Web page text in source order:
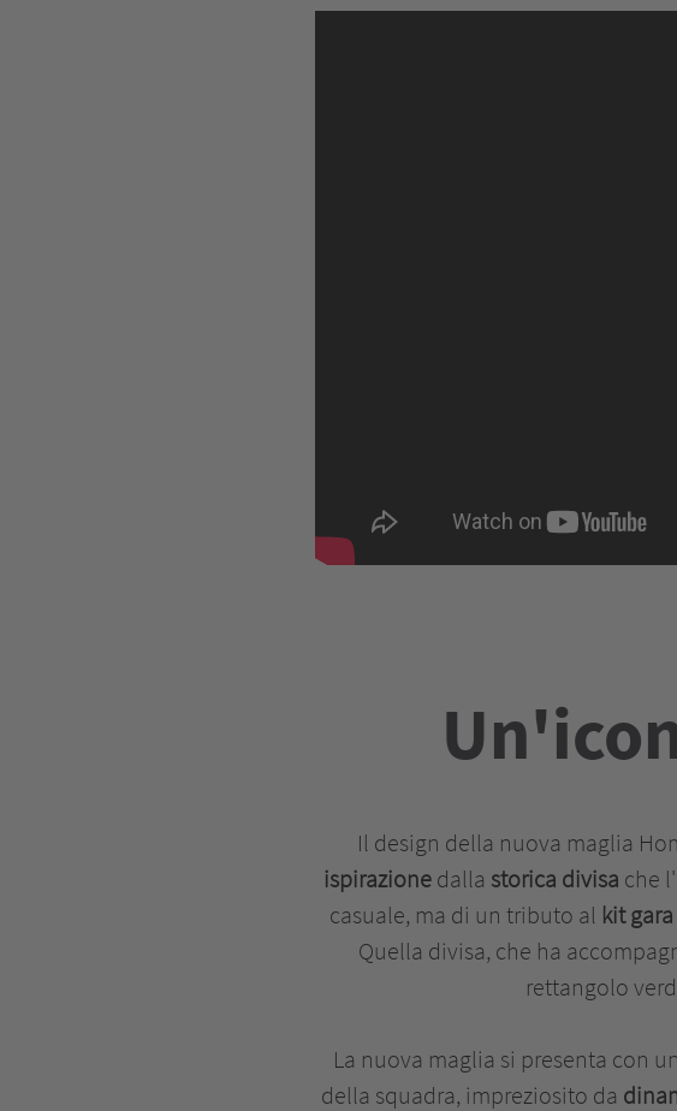
Il design della nuova maglia
ispirazione dalla storica divisa che
casuale, ma di un tributo al kit
Quella divisa, che ha
rettangolo
La nuova maglia si presenta con
della squadra, impreziosito da